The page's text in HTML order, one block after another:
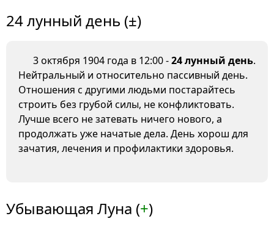
24 лунный день (±)
3 октября 1904 года в 12:00 -24 лунный день.
Нейтральный и относительно пассивный день.
Отношения с другими людьми постарайтесь
строить без грубой силы, не конфликтовать.
Лучше всего не затевать ничего нового, а
продолжать уже начатые дела. День хорош для
зачатия, лечения и профилактики здоровья.
Убывающая Луна (+)